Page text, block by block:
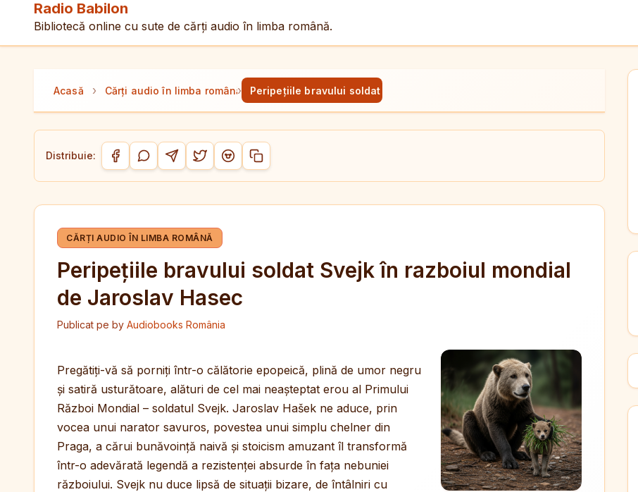
Radio Babilon
Bibliotecă online cu sute de cărți audio în limba română.
Acasă › Cărți audio în limba română
› Peripețiile bravului soldat Svejk în razboiul mondial de Jaroslav Hasec
Distribuie:
Distribuie pe Facebook
Distribuie pe WhatsApp
Distribuie pe Telegram
Distribuie pe Twitter/X
Distribuie pe Reddit
Copiază link-ul
CĂRȚI AUDIO ÎN LIMBA ROMÂNĂ
Peripețiile bravului soldat Svejk în razboiul mondial
de Jaroslav Hasec
Publicat pe by Audiobooks România
Pregătiți-vă să porniți într-o călătorie epopeică, plină de umor negru
și satiră usturătoare, alături de cel mai neașteptat erou al Primului
Război Mondial – soldatul Svejk. Jaroslav Hašek ne aduce, prin
vocea unui narator savuros, povestea unui simplu chelner din
Praga, a cărui bunăvoință naivă și stoicism amuzant îl transformă
într-o adevărată legendă a rezistenței absurde în fața nebuniei
războiului. Svejk nu duce lipsă de situații bizare, de întâlniri cu